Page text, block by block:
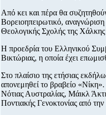
Από κει και πέρα θα
Βορειοηπειρωτικό, αναγνώριση
Θεολογικής Σχολής της
Η προεδρία του Ελληνικού
Βικτώριας, η οποία έχει
Στο πλαίσιο της ετήσιας
απονεμηθεί το βραβείο
Νότιας Αυστραλίας, Μάικλ
Ποντιακής Γενοκτονίας από